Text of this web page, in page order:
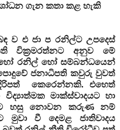
ගැන කතා කළ හැකි
ව එ ජා ප රනිල්ට උපදෙස්
වික්‍රමරත්නට අනුව මේ
හෝ රනිල් හෝ සම්බන්ධයෙන්
ජනාධිපති කවුරු වුවත්
කෙරෙන්නකි. එහෙත්
මාක්ස්වාදයට හා
හසු නොවන කරුණ නම්
මුවා වී දෙමළ ජාතිවාදය